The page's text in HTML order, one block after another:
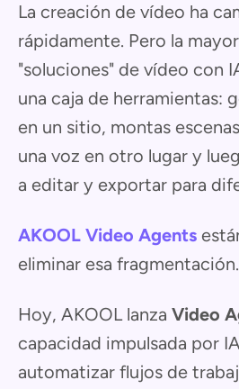
La creación de vídeo ha
rápidamente. Pero la
"soluciones" de vídeo con
una caja de herramientas:
en un sitio, montas
una voz en otro lugar y
a editar y exportar para
AKOOL Video Agents
eliminar esa fragmentación.
Hoy, AKOOL lanza Video
capacidad impulsada por
automatizar flujos de